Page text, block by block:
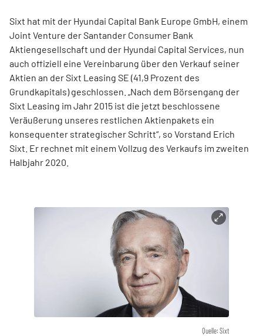
Sixt hat mit der Hyundai Capital Bank Europe GmbH, einem
Joint Venture der Santander Consumer Bank
Aktiengesellschaft und der Hyundai Capital Services, nun
auch offiziell eine Vereinbarung über den Verkauf seiner
Aktien an der Sixt Leasing SE (41,9 Prozent des
Grundkapitals) geschlossen. „Nach dem Börsengang der
Sixt Leasing im Jahr 2015 ist die jetzt beschlossene
Veräußerung unseres restlichen Aktienpakets ein
konsequenter strategischer Schritt“, so Vorstand Erich
Sixt. Er rechnet mit einem Vollzug des Verkaufs im zweiten
Halbjahr 2020.
Quelle: Sixt